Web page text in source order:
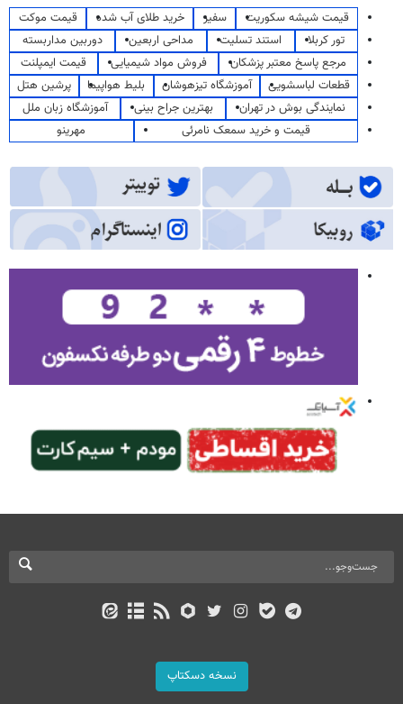
قیمت شیشه سکوریت سفیر خرید طلای آب شده
قیمت موکت
تور کربلا
استند تسلیت مداحی اربعین
دوربین مداربسته
مرجع پاسخ معتبر پزشکان
فروش مواد شیمیایی
قیمت ایمپلنت
قطعات لباسشویی
آموزشگاه تیزهوشان بلیط هواپیما
پرشین هتل
نمایندگی بوش در تهران
بهترین جراح بینی
آموزشگاه زبان ملل
قیمت و خرید سمعک نامرئی
مهرینو
نسخه دسکتاپ